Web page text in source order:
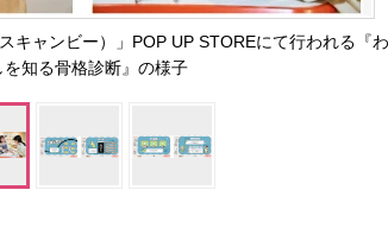
キャンビー）」POP UP STOREにて行われる『わ
を知る骨格診断』の様子